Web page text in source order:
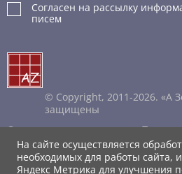
Согласен на рассылку
писем
© Copyright, 2011-2026. «А
защищены
Соглашение пользователя
Правила обработки cookie
На сайте осуществляется
необходимых для работы сайта,
Яндекс Метрика для улучшения